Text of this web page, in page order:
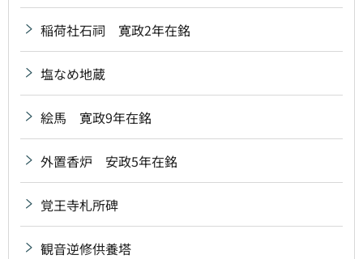
稲荷社石祠 寛政2年在銘
塩なめ地蔵
絵馬 寛政9年在銘
外置香炉 安政5年在銘
覚王寺札所碑
観音逆修供養塔